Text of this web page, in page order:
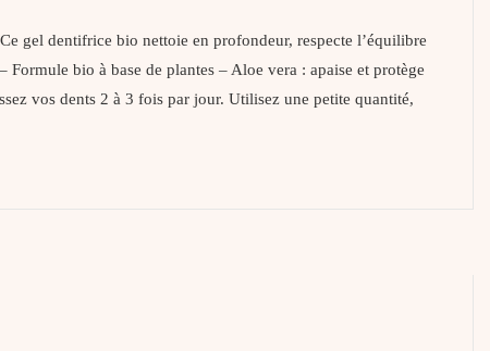
gel dentifrice bio nettoie en profondeur, respecte l’équilibre
bio à base de plantes – Aloe vera : apaise et protège
vos dents 2 à 3 fois par jour. Utilisez une petite quantité,